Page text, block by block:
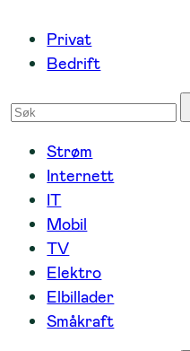
innhold
Privat
Bedrift
Søk
etter
Strøm
Internett
IT
Mobil
TV
Elektro
Elbillader
Småkraft